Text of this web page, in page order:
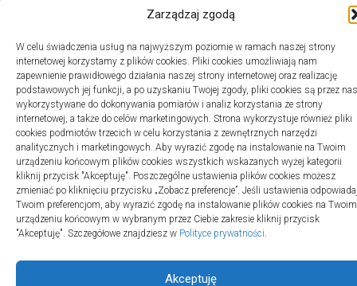
Zarządzaj zgodą
W celu świadczenia usług na najwyższym poziomie w ramach naszej strony
internetowej korzystamy z plików cookies. Pliki cookies umożliwiają nam
zapewnienie prawidłowego działania naszej strony internetowej oraz realizację
podstawowych jej funkcji, a po uzyskaniu Twojej zgody, pliki cookies są przez nas
wykorzystywane do dokonywania pomiarów i analiz korzystania ze strony
internetowej, a także do celów marketingowych. Strona wykorzystuje również pliki
cookies podmiotów trzecich w celu korzystania z zewnętrznych narzędzi
analitycznych i marketingowych. Aby wyrazić zgodę na instalowanie na Twoim
urządzeniu końcowym plików cookies wszystkich wskazanych wyżej kategorii
kliknij przycisk "Akceptuję". Poszczególne ustawienia plików cookies możesz
zmieniać po kliknięciu przycisku „Zobacz preferencje”. Jeśli ustawienia
Twoim preferencjom, aby wyrazić zgodę na instalowanie plików cookies na Twoim
urządzeniu końcowym w wybranym przez Ciebie zakresie kliknij przycisk
"Akceptuję". Szczegółowe znajdziesz w Polityce prywatności.
Akceptuję
2swiaty.pl © 2026. Wszelkie prawa zastrzeżone.